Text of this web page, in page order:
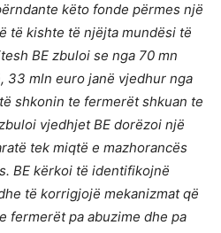
këto fonde përmes një
të kishte të njëjta mundësi të
BE zbuloi se nga 70 mn
33 mln euro janë vjedhur nga
shkonin te fermerët shkuan te
vjedhjet BE dorëzoi një
tek miqtë e mazhorancës
BE kërkoi të identifikojnë
të korrigjojë mekanizmat që
fermerët pa abuzime dhe pa